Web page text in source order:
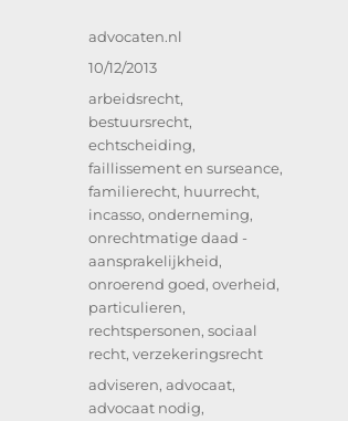
Auteur
advocaten.nl
Geplaatst
op
10/12/2013
Categorieën
arbeidsrecht,
bestuursrecht,
echtscheiding,
faillissement en surseance,
familierecht, huurrecht,
incasso,onderneming,
onrechtmatige daad -
aansprakelijkheid,
onroerend goed,overheid,
particulieren,
rechtspersonen,sociaal
recht,verzekeringsrecht
Tags
adviseren,advocaat,
advocaat nodig,